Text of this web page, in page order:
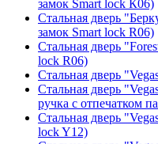
замок Smart lock К06)
Стальная дверь
замок Smart lock R06)
Стальная дверь
lock R06)
Стальная дверь
Стальная дверь
ручка с отпечатком
Стальная дверь
lock Y12)